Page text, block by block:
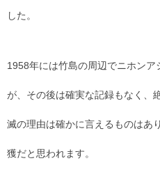
した。
1958年には竹島の周辺でニホン
が、その後は確実な記録もなく、
滅の理由は確かに言えるものはあ
獲だと思われます。